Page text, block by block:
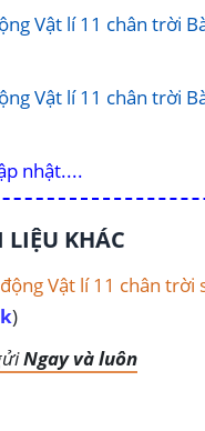
Vật lí 11 chân trời
Vật lí 11 chân trời
nhật....
LIỆU KHÁC
Vật lí 11 chân trời
)
Ngay và luôn